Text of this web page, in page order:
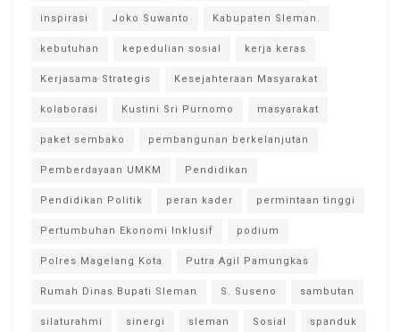
inspirasi Joko Suwanto Kabupaten Sleman.
kebutuhan kepedulian sosial kerja keras
Kerjasama Strategis Kesejahteraan Masyarakat
kolaborasi Kustini Sri Purnomo masyarakat
paket sembako pembangunan berkelanjutan
Pemberdayaan UMKM Pendidikan
Pendidikan Politik peran kader permintaan tinggi
Pertumbuhan Ekonomi Inklusif podium
Polres Magelang Kota Putra Agil Pamungkas
Rumah Dinas Bupati Sleman S. Suseno sambutan
silaturahmi sinergi sleman Sosial spanduk